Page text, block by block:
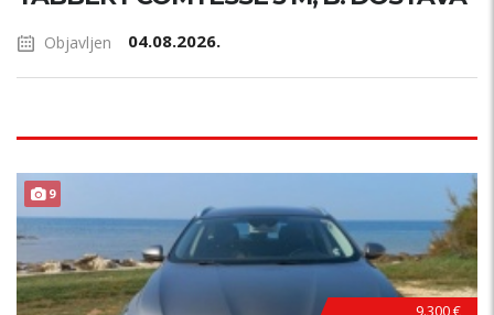
Objavljen 04.08.2026.
9
9.300 €